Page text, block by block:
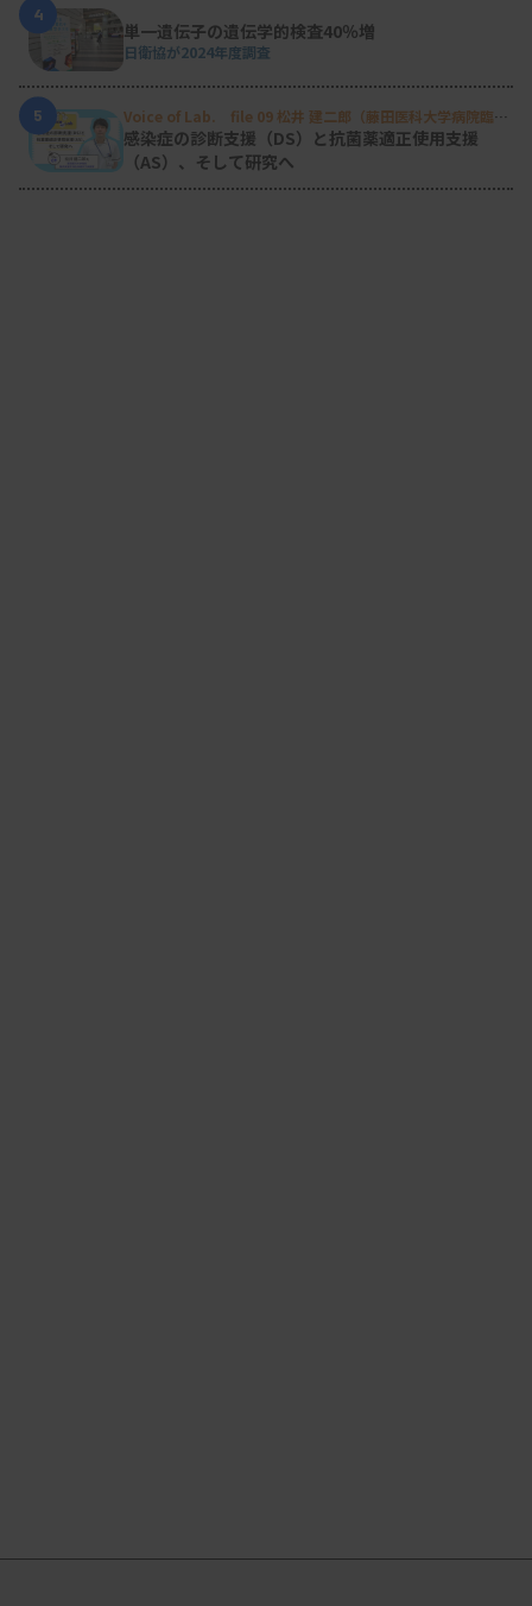
4
単一遺伝子の遺伝学的検査40％増
日衛協が2024年度調査
5
Voice of Lab. file 09 松井 建二郎（藤田医科大学病院臨床
検査部微生物遺伝子検査室）
感染症の診断支援（DS）と抗菌薬適正使用支援
（AS）、そして研究へ